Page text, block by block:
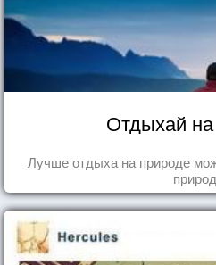
Отдыхай
Лучше отдыха на природе